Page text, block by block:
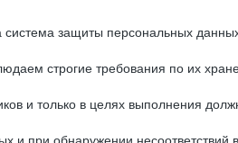
защиты персональных
строгие требования по их
и только в целях выполнения
при обнаружении несоответствий